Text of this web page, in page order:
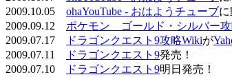
2009.10.05 ohaYouTube - おはようチューブ
2009.09.12 ポケモン ゴールド・シルバー攻
2009.07.17
ドラゴンクエスト9攻略Wikiが
2009.07.11
ドラゴンクエスト9発売！
2009.07.10
ドラゴンクエスト9明日発売！